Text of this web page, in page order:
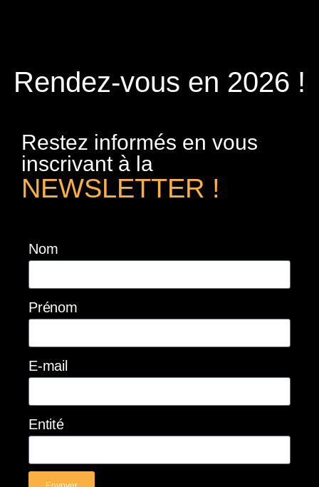
Rendez-vous en 2026 !
Restez informés en vous
inscrivant à la
NEWSLETTER !
Nom
Prénom
E-mail
Entité